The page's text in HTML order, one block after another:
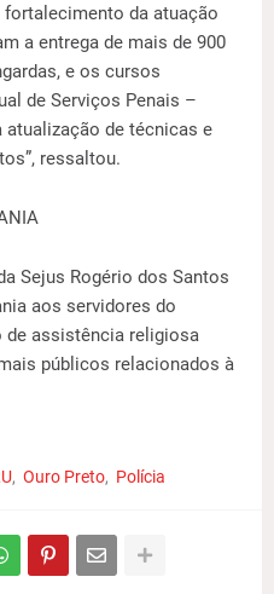
da atuação
a entrega de mais de 900
e os cursos
de Serviços Penais –
atualização de técnicas e
ressaltou.
Sejus Rogério dos Santos
aos servidores do
de assistência religiosa
públicos relacionados à
Ouro Preto Polícia